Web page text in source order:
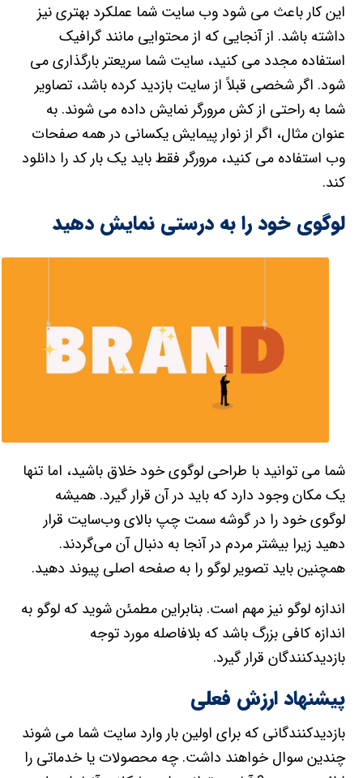
این کار باعث می شود وب سایت شما عملکرد بهتری نیز
داشته باشد. از آنجایی که از محتوایی مانند گرافیک
استفاده مجدد می کنید، سایت شما سریعتر بارگذاری می
شود. اگر شخصی قبلاً از سایت بازدید کرده باشد، تصاویر
شما به راحتی از کش مرورگر نمایش داده می شوند. به
عنوان مثال، اگر از نوار پیمایش یکسانی در همه صفحات
وب استفاده می کنید، مرورگر فقط باید یک بار کد را دانلود
کند.
لوگوی خود را به درستی نمایش دهید
شما می توانید با طراحی لوگوی خود خلاق باشید، اما تنها
یک مکان وجود دارد که باید در آن قرار گیرد. همیشه
لوگوی خود را در گوشه سمت چپ بالای وب‌سایت قرار
دهید زیرا بیشتر مردم در آنجا به دنبال آن می‌گردند.
همچنین باید تصویر لوگو را به صفحه اصلی پیوند دهید.
اندازه لوگو نیز مهم است. بنابراین مطمئن شوید که لوگو به
اندازه کافی بزرگ باشد که بلافاصله مورد توجه
بازدیدکنندگان قرار گیرد.
پیشنهاد ارزش فعلی
بازدیدکنندگانی که برای اولین بار وارد سایت شما می شوند
چندین سوال خواهند داشت. چه محصولات یا خدماتی را